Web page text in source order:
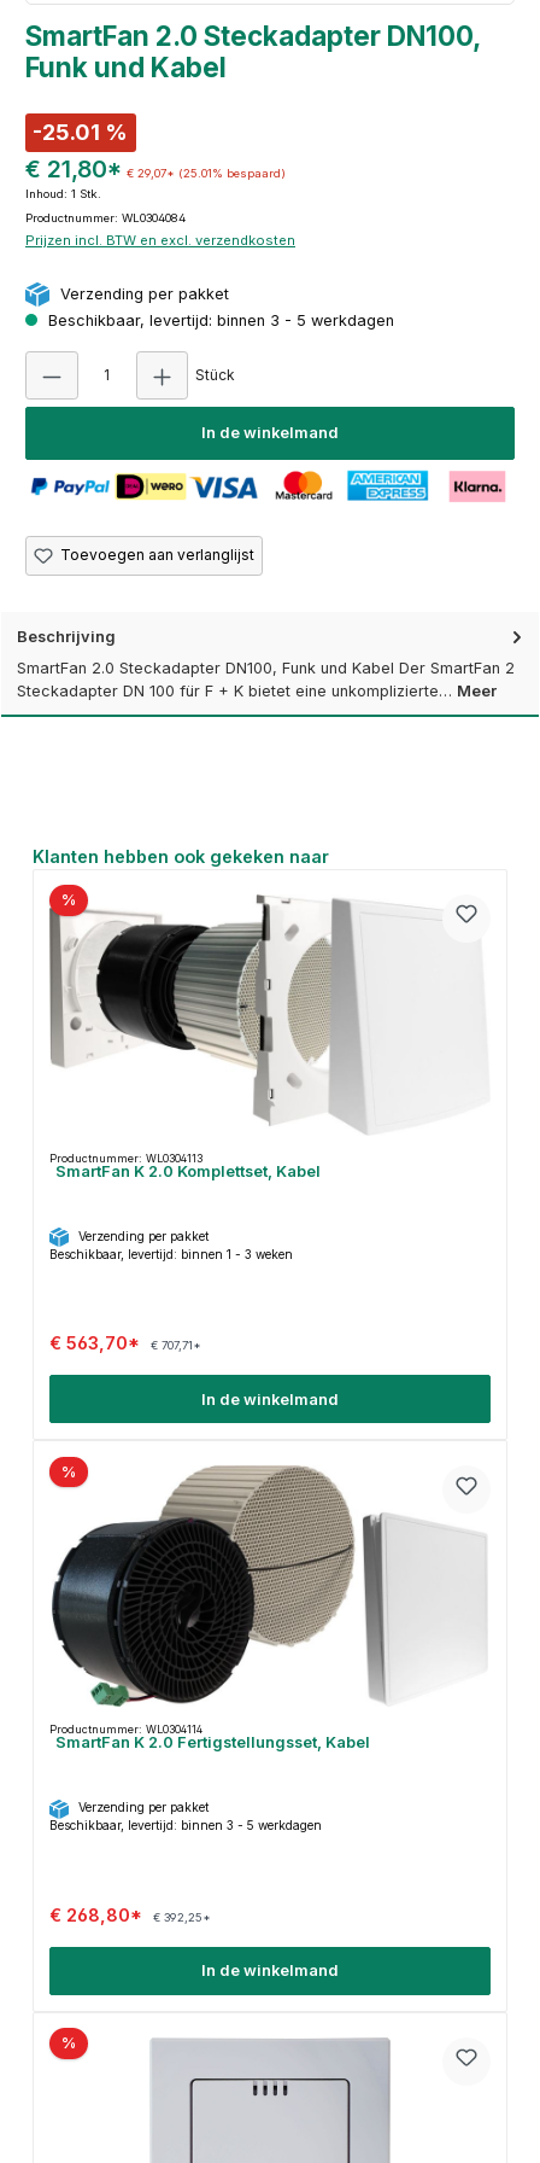
SmartFan 2.0 Steckadapter DN100,
Funk und Kabel
-25.01 %
€ 21,80* € 29,07* (25.01% bespaard)
Inhoud: 1 Stk.
Productnummer: WL0304084
Prijzen incl. BTW en excl. verzendkosten
Verzending per pakket
Beschikbaar, levertijd: binnen 3 - 5 werkdagen
Stück
In de winkelmand
Toevoegen aan verlanglijst
Beschrijving
SmartFan 2.0 Steckadapter DN100, Funk und Kabel Der SmartFan 2
Steckadapter DN 100 für F + K bietet eine unkomplizierte… Meer
Productgalerij overslaan
Klanten hebben ook gekeken naar
%
Productnummer: WL0304113
SmartFan K 2.0 Komplettset, Kabel
Verzending per pakket
Beschikbaar, levertijd: binnen 1 - 3 weken
€ 563,70* € 707,71*
In de winkelmand
%
Productnummer: WL0304114
SmartFan K 2.0 Fertigstellungsset, Kabel
Verzending per pakket
Beschikbaar, levertijd: binnen 3 - 5 werkdagen
€ 268,80* € 392,25*
In de winkelmand
%